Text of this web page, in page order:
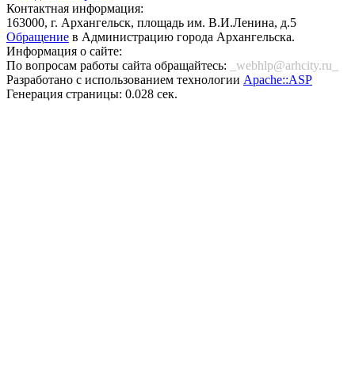
Контактная информация:
163000, г. Архангельск, площадь им. В.И.Ленина, д.5
Обращение в Администрацию города Архангельска.
Информация о сайте:
По вопросам работы сайта обращайтесь:
_webhlp@arhcity.ru_
Разработано с использованием технологии Apache::ASP
Генерация страницы: 0.028 сек.